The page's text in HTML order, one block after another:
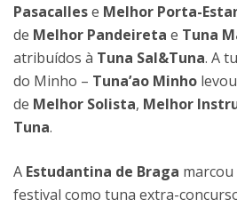
Pasacallese Melhor Porta-
de Melhor Pandeireta e Tuna
atribuídos à Tuna Sal&Tuna. A
do Minho – Tuna’ao Minho
de Melhor Solista, Melhor
Tuna.
A Estudantina de Braga
festival como tuna extra-